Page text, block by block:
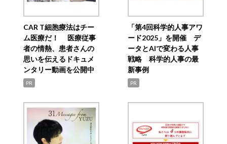
CAR T細胞療法はチー
ム医療だ！ 医療従事
者の情熱、患者さんの
思いを伝えるドキュメ
ンタリー動画を公開中
PR
「第4回科学的人事アワ
ード2025」を開催 デ
ータとAIで変わる人事
戦略 科学的人事の最
新事例
PR